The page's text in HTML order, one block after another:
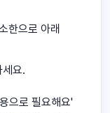
한으로 아래
요.
으로 필요해요'